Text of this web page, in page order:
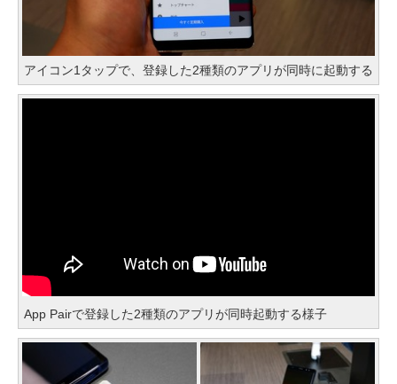
アイコン1タップで、登録した2種類のアプリが同時に起動する
App Pairで登録した2種類のアプリが同時起動する様子